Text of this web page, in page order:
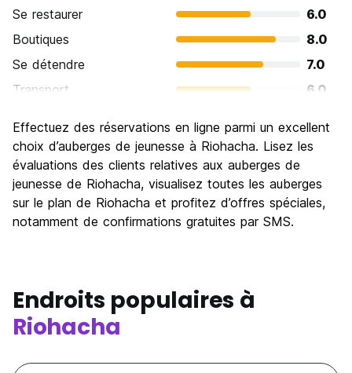
Se restaurer
6.0
Boutiques
8.0
Se détendre
7.0
Transport
6.0
Culture
8.0
Sortir le soir / faire la fête
Bonnes affaires
9.0
Effectuez des réservations en ligne parmi un excellent
choix d’auberges de jeunesse à Riohacha. Lisez les
évaluations des clients relatives aux auberges de
jeunesse de Riohacha, visualisez toutes les auberges
sur le plan de Riohacha et profitez d’offres spéciales,
notamment de confirmations gratuites par SMS.
Endroits populaires à
Riohacha